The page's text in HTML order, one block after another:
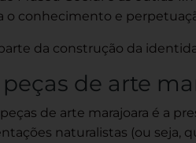
o conhecimento e
da construção da
de arte
de arte marajoara é a
naturalistas (ou seja,